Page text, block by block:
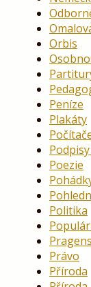
Orbis
Peníze
Plakáty
Poezie
Politika
Právo
Příroda